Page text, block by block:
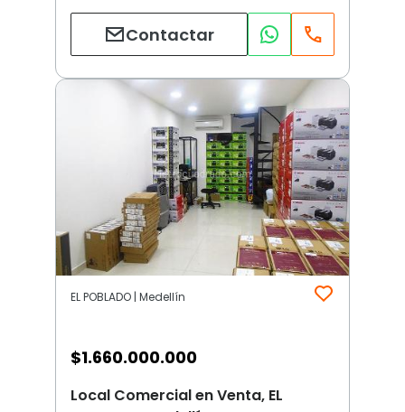
Contactar
EL POBLADO | Medellín
$1.660.000.000
Local Comercial en Venta, EL